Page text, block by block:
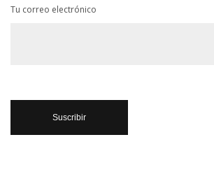
Tu correo electrónico